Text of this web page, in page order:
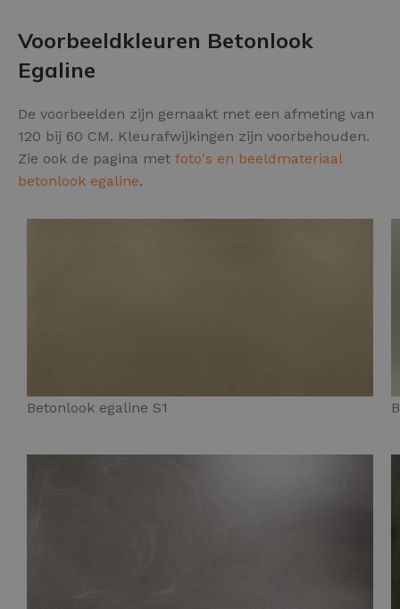
Voorbeeldkleuren Betonlook
Egaline
De voorbeelden zijn gemaakt met een afmeting van
120 bij 60 CM. Kleurafwijkingen zijn voorbehouden.
Zie ook de pagina met foto's en beeldmateriaal
betonlook egaline.
Betonlook egaline S1